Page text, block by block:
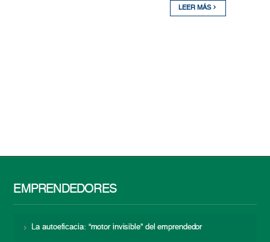
LEER MÁS
EMPRENDEDORES
La autoeficacia: “motor invisible” del emprendedor